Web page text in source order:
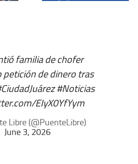
familia de chofer
petición de dinero tras
#Noticias
EIyX0YfYym
Libre (@PuenteLibre)
June 3, 2026